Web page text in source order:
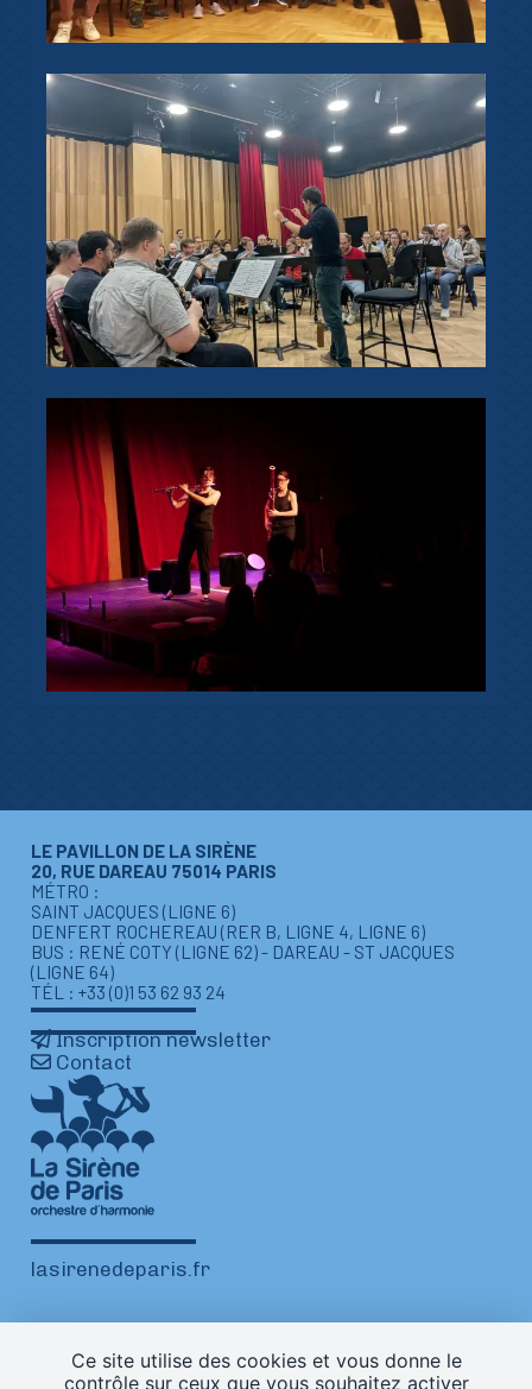
Ce site utilise des cookies et vous donne le
contrôle sur ceux que vous souhaitez activer
LE PAVILLON DE LA SIRÈNE
20, RUE DAREAU 75014 PARIS
MÉTRO :
SAINT JACQUES (LIGNE 6)
DENFERT ROCHEREAU (RER B, LIGNE 4, LIGNE 6)
BUS : RENÉ COTY (LIGNE 62) - DAREAU - ST JACQUES
(LIGNE 64)
TÉL : +33 (0)1 53 62 93 24
Inscription newsletter
Contact
lasirenedeparis.fr